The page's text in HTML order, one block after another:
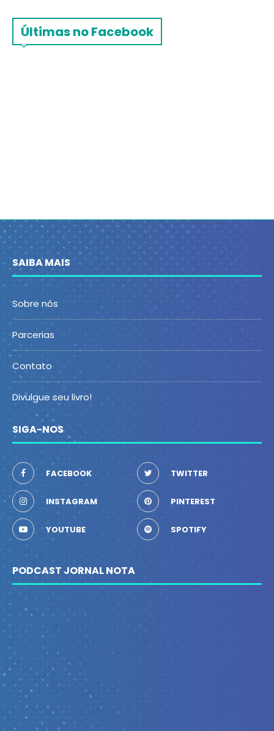
Últimas no Facebook
SAIBA MAIS
Sobre nós
Parcerias
Contato
Divulgue seu livro!
SIGA-NOS
FACEBOOK TWITTER
INSTAGRAM PINTEREST
YOUTUBE SPOTIFY
PODCAST JORNAL NOTA